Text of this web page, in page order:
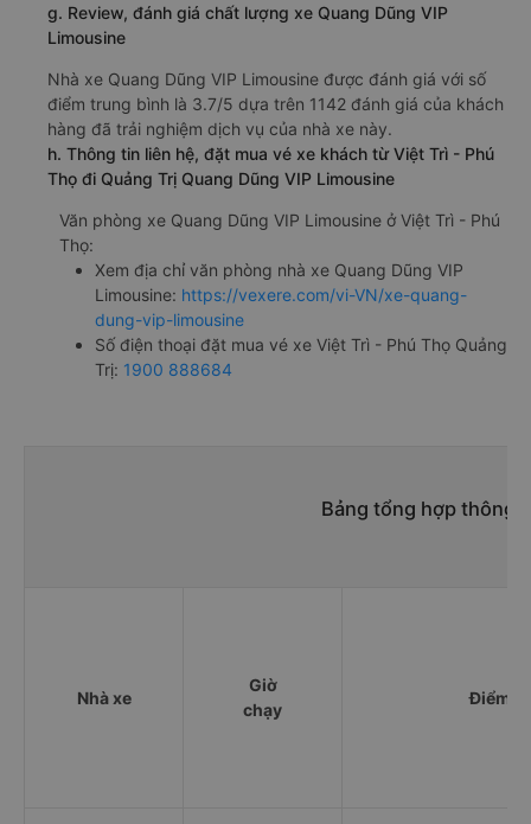
g. Review, đánh giá chất lượng xe Quang Dũng VIP
Limousine
Nhà xe Quang Dũng VIP Limousine được đánh giá với số
điểm trung bình là 3.7/5 dựa trên 1142 đánh giá của khách
hàng đã trải nghiệm dịch vụ của nhà xe này.
h. Thông tin liên hệ, đặt mua vé xe khách từ Việt Trì - Phú
Thọ đi Quảng Trị Quang Dũng VIP Limousine
Văn phòng xe Quang Dũng VIP Limousine ở Việt Trì - Phú
Thọ:
Xem địa chỉ văn phòng nhà xe Quang Dũng VIP
Limousine: https://vexere.com/vi-VN/xe-quang-
dung-vip-limousine
Số điện thoại đặt mua vé xe Việt Trì - Phú Thọ Quảng
Trị: 1900 888684
Bảng tổng hợp thông
Nhà xe
Giờ
chạy
Điểm đi